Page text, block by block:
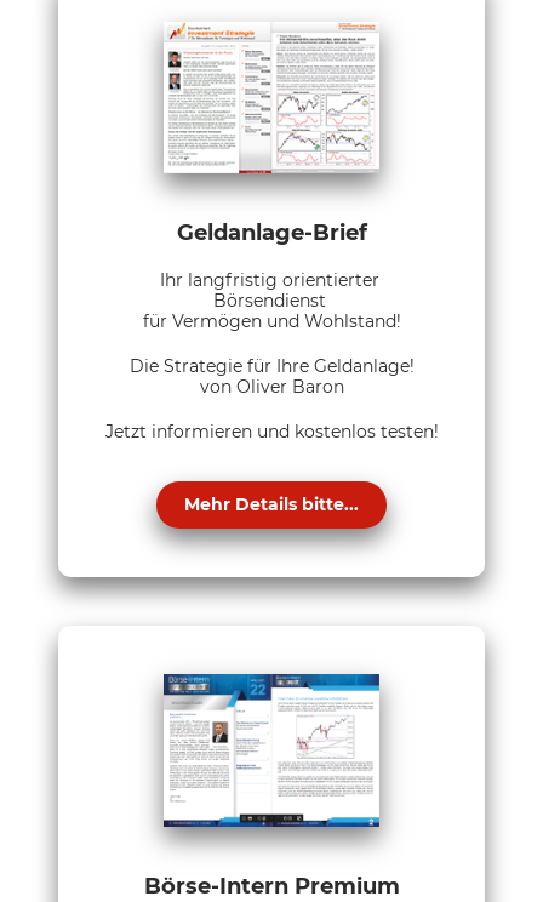
Geldanlage-Brief
Ihr langfristig orientierter
Börsendienst
für Vermögen und Wohlstand!
Die Strategie für Ihre Geldanlage!
von Oliver Baron
Jetzt informieren und kostenlos testen!
Mehr Details bitte...
Börse-Intern Premium